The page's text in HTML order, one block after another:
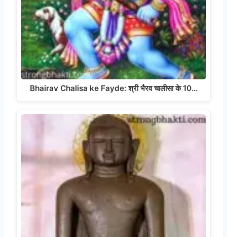
Bhairav Chalisa ke Fayde: श्री भैरव चालीसा के 10…